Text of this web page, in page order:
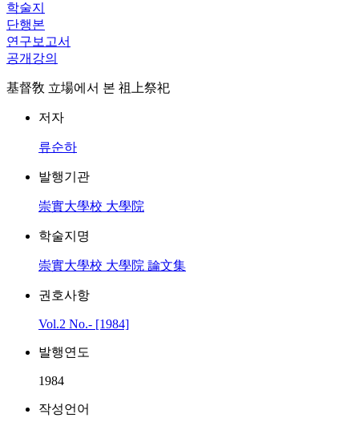
학술지
단행본
연구보고서
공개강의
基督敎 立場에서 본 祖上祭祀
저자
류순하
발행기관
崇實大學校 大學院
학술지명
崇實大學校 大學院 論文集
권호사항
Vol.2 No.- [1984]
발행연도
1984
작성언어